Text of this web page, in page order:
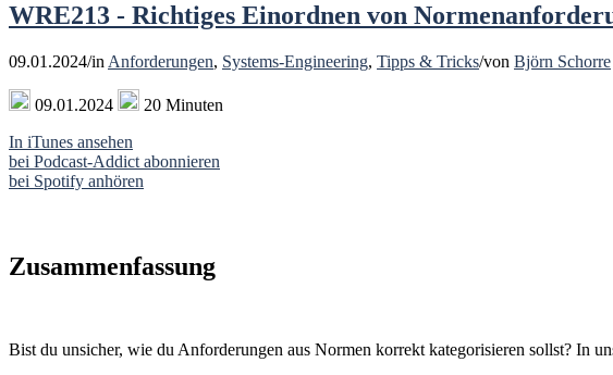
WRE213 - Richtiges Einordnen von
09.01.2024/in Anforderungen, Systems-Engineering, Tipps & Tricks/von Björn Schorre
09.01.2024
20 Minuten
In iTunes ansehen
bei Podcast-Addict abonnieren
bei Spotify anhören
Zusammenfassung
Bist du unsicher, wie du Anforderungen aus Normen korrekt kategorisieren sollst? In